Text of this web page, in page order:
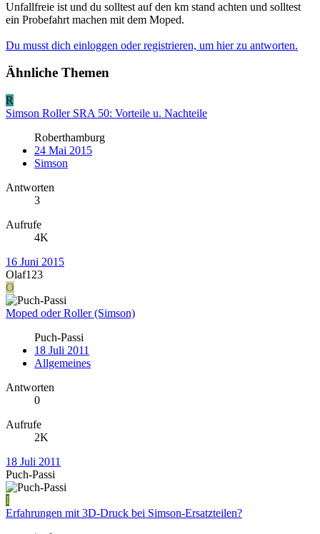
Unfallfreie ist und du solltest auf den km stand achten und solltest
ein Probefahrt machen mit dem Moped.
Du musst dich einloggen oder registrieren, um hier zu antworten.
Ähnliche Themen
R
Simson Roller SRA 50: Vorteile u. Nachteile
Roberthamburg
24 Mai 2015
Simson
Antworten
3
Aufrufe
4K
16 Juni 2015
Olaf123
O
Moped oder Roller (Simson)
Puch-Passi
18 Juli 2011
Allgemeines
Antworten
0
Aufrufe
2K
18 Juli 2011
Puch-Passi
I
Erfahrungen mit 3D-Druck bei Simson-Ersatzteilen?